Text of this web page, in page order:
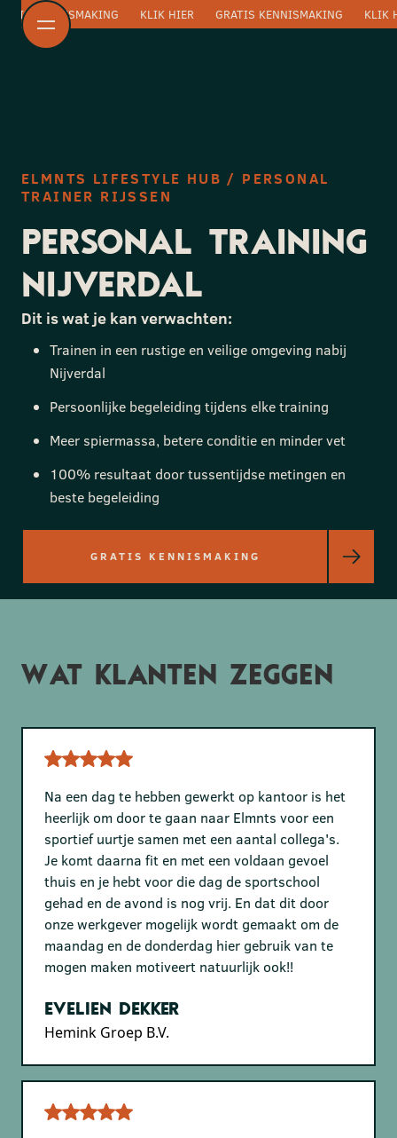
KENNISMAKING KLIK HIER GRATIS KENNISMAKING KLIK
ELMNTS LIFESTYLE HUB / PERSONAL
TRAINER RIJSSEN
PERSONAL TRAINING
NIJVERDAL
Dit is wat je kan verwachten:
Trainen in een rustige en veilige omgeving nabij
Nijverdal
Persoonlijke begeleiding tijdens elke training
Meer spiermassa, betere conditie en minder vet
100% resultaat door tussentijdse metingen en
beste begeleiding
GRATIS KENNISMAKING
Wat klanten zeggen
Na een dag te hebben gewerkt op kantoor is het
heerlijk om door te gaan naar Elmnts voor een
sportief uurtje samen met een aantal collega's.
Je komt daarna fit en met een voldaan gevoel
thuis en je hebt voor die dag de sportschool
gehad en de avond is nog vrij. En dat dit door
onze werkgever mogelijk wordt gemaakt om de
maandag en de donderdag hier gebruik van te
mogen maken motiveert natuurlijk ook!!
Evelien Dekker
Hemink Groep B.V.